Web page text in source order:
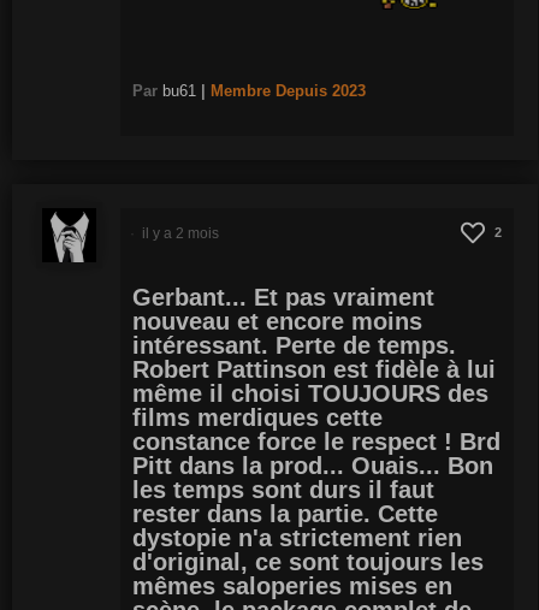
Par bu61 Membre Depuis 2023
2
Gerbant... Et pas vraiment
nouveau et encore moins
intéressant. Perte de temps.
Robert Pattinson est fidèle à lui
même il choisi TOUJOURS des
films merdiques cette
constance force le respect ! Brd
Pitt dans la prod... Ouais... Bon
les temps sont durs il faut
rester dans la partie. Cette
dystopie n'a strictement rien
d'original, ce sont toujours les
mêmes saloperies mises en
il y a 2 mois